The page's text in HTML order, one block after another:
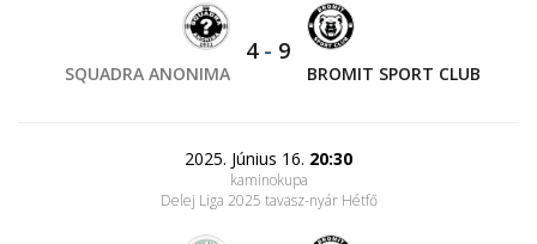
SQUADRA ANONIMA
4- 9
BROMIT SPORT CLUB
2025. Június 16. 20:30
kaminokupa
Delej Liga 2025 tavasz-nyár Hétfő